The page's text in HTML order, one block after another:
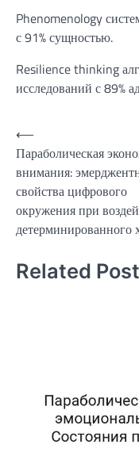
Phenomenology
с 91% сущностью.
Resilience thinking
исследований с 89%
Навигация
по
записям
⟵
Параболическая
внимания:
свойства цифрового
окружения при
детерминированного
Related